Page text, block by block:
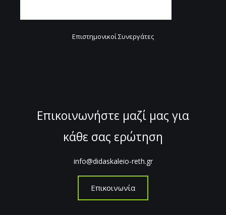
Επιστημονικοί Συνεργάτες
Επικοινωνήστε μαζί μας για
κάθε σας ερώτηση
info@didaskaleio-reth.gr
Επικοινωνία